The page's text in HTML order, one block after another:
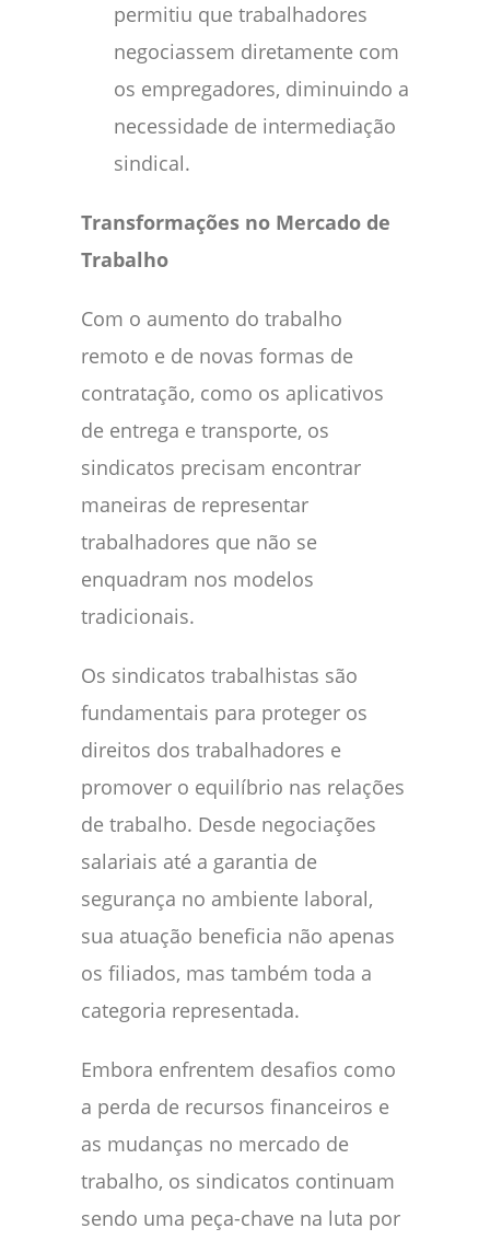
permitiu que trabalhadores
negociassem diretamente com
os empregadores, diminuindo a
necessidade de intermediação
sindical.
Transformações no Mercado de
Trabalho
Com o aumento do trabalho
remoto e de novas formas de
contratação, como os aplicativos
de entrega e transporte, os
sindicatos precisam encontrar
maneiras de representar
trabalhadores que não se
enquadram nos modelos
tradicionais.
Os sindicatos trabalhistas são
fundamentais para proteger os
direitos dos trabalhadores e
promover o equilíbrio nas relações
de trabalho. Desde negociações
salariais até a garantia de
segurança no ambiente laboral,
sua atuação beneficia não apenas
os filiados, mas também toda a
categoria representada.
Embora enfrentem desafios como
a perda de recursos financeiros e
as mudanças no mercado de
trabalho, os sindicatos continuam
sendo uma peça-chave na luta por